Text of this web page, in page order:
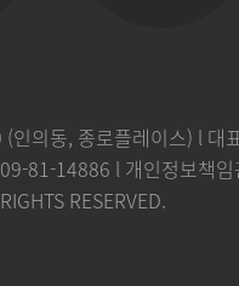
인의동, 종로플레이스) l 대
81-14886 l 개인정보책
RESERVED.